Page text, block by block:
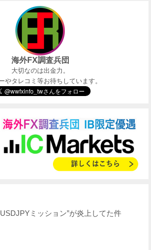
海外FX調査兵団
大切なのは出金力。
やタレコミ等お待ちしています。
ミッション”が炎上してた件